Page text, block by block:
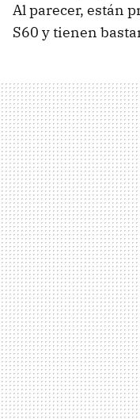
Al parecer, están
S60 y tienen